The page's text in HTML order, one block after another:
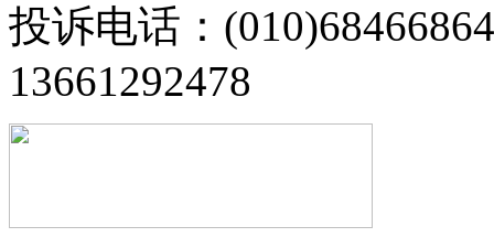
投诉电话：
13661292478